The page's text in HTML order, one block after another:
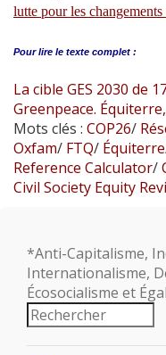
lutte pour les
Pour lire le texte complet :
La cible GES 2030 de
Greenpeace.
Mots clés : COP26/
Oxfam/ FTQ/ Équiterre
Reference Calculator/
Civil Society Equity
*Anti-Capitalisme,
Internationalisme,
Écosocialisme et